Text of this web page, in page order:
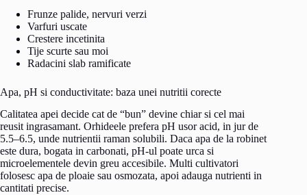
Frunze palide, nervuri verzi
Varfuri uscate
Crestere incetinita
Tije scurte sau moi
Radacini slab ramificate
Apa, pH si conductivitate: baza unei nutritii corecte
Calitatea apei decide cat de “bun” devine chiar si cel mai
reusit ingrasamant. Orhideele prefera pH usor acid, in jur de
5.5–6.5, unde nutrientii raman solubili. Daca apa de la robinet
este dura, bogata in carbonati, pH-ul poate urca si
microelementele devin greu accesibile. Multi cultivatori
folosesc apa de ploaie sau osmozata, apoi adauga nutrienti in
cantitati precise.